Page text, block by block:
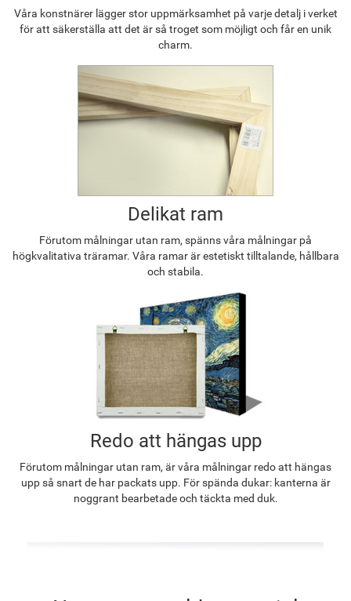
Våra konstnärer lägger stor uppmärksamhet på varje detalj i verket
för att säkerställa att det är så troget som möjligt och får en unik
charm.
Delikat ram
Förutom målningar utan ram, spänns våra målningar på
högkvalitativa träramar. Våra ramar är estetiskt tilltalande, hållbara
och stabila.
Redo att hängas upp
Förutom målningar utan ram, är våra målningar redo att hängas
upp så snart de har packats upp. För spända dukar: kanterna är
noggrant bearbetade och täckta med duk.